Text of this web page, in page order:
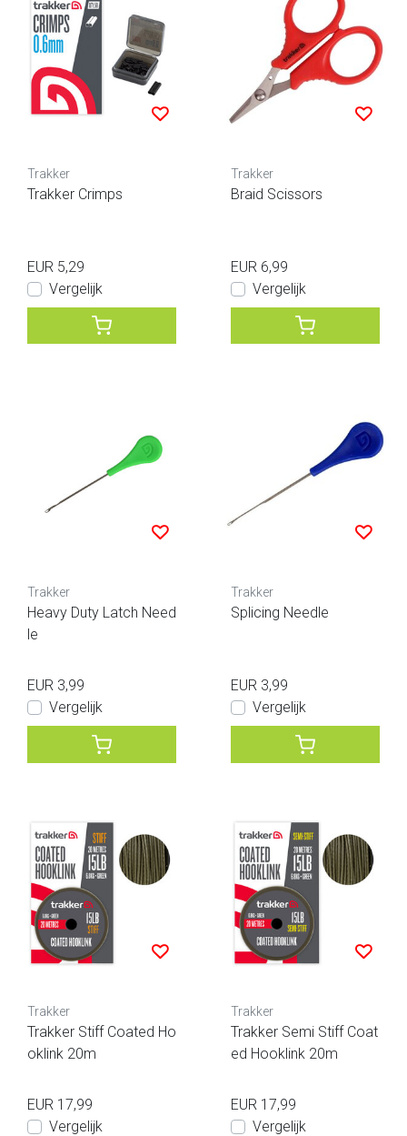
Trakker
Trakker Crimps
EUR 5,29
Vergelijk
Trakker
Braid Scissors
EUR 6,99
Vergelijk
Trakker
Heavy Duty Latch Need
le
EUR 3,99
Vergelijk
Trakker
Splicing Needle
EUR 3,99
Vergelijk
Trakker
Trakker Stiff Coated Ho
oklink 20m
EUR 17,99
Vergelijk
Trakker
Trakker Semi Stiff Coat
ed Hooklink 20m
EUR 17,99
Vergelijk